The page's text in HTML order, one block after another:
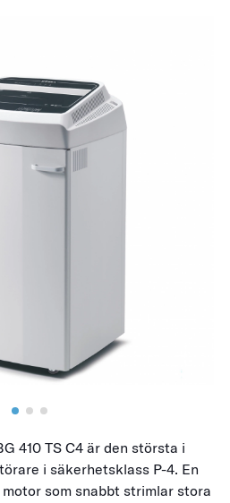
410 TS C4 är den största i
i säkerhetsklass P-4. En
som snabbt strimlar stora